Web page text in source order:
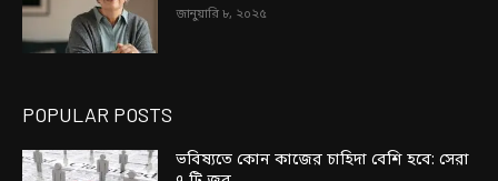
জানুয়ারি ৮, ২০২৫
POPULAR POSTS
ভবিষ্যতে কোন কাজের চাহিদা বেশি হবে: সেরা